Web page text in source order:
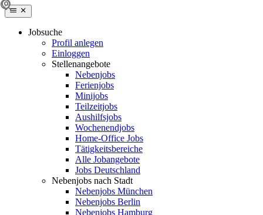
Jobsuche
Profil anlegen
Einloggen
Stellenangebote
Nebenjobs
Ferienjobs
Minijobs
Teilzeitjobs
Aushilfsjobs
Wochenendjobs
Home-Office Jobs
Tätigkeitsbereiche
Alle Jobangebote
Jobs Deutschland
Nebenjobs nach Stadt
Nebenjobs München
Nebenjobs Berlin
Nebenjobs Hamburg